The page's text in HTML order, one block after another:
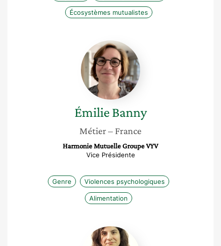
Écosystèmes mutualistes
Émilie
Banny
Émilie Banny
Métier– France
Harmonie Mutuelle Groupe VYV
Vice Présidente
Genre Violences psychologiques
Alimentation
Blanche
Lochmann